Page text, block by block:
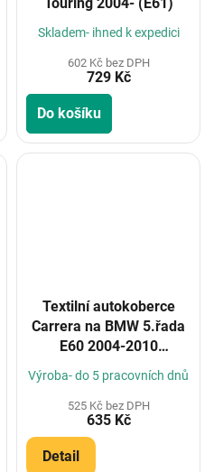
Touring 2004- (E61)
Skladem- ihned k expedici
602 Kč bez DPH
729 Kč
Do košíku
Textilní autokoberce
Carrera na BMW 5.řada
E60 2004-2010
(Konfigurátor)
Výroba- do 5 pracovních dnů
525 Kč bez DPH
635 Kč
Detail